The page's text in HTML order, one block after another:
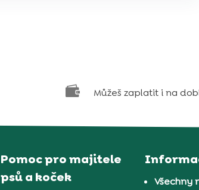
 Můžeš zaplatit i na
Pomoc pro majitele
psů a koček
Všechny